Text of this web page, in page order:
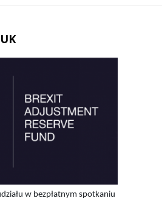
w bezpłatnym spotkaniu